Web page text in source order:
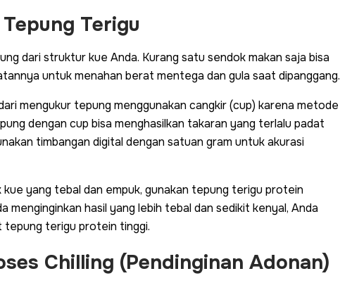
Terigu
dari struktur kue Anda. Kurang satu sendok makan saja bisa
untuk menahan berat mentega dan gula saat dipanggang.
mengukur tepung menggunakan cangkir (cup) karena metode
dengan cup bisa menghasilkan takaran yang terlalu padat
timbangan digital dengan satuan gram untuk akurasi
kue yang tebal dan empuk, gunakan tepung terigu protein
menginginkan hasil yang lebih tebal dan sedikit kenyal, Anda
tepung terigu protein tinggi.
Chilling (Pendinginan Adonan)